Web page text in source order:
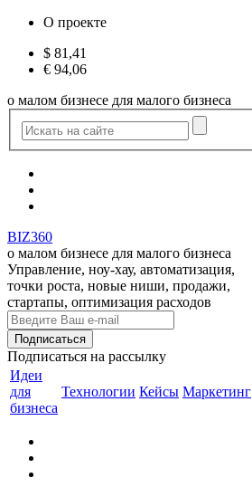
О проекте
$ 81,41
€ 94,06
о малом бизнесе для малого бизнеса
BIZ360
о малом бизнесе для малого бизнеса
Управление, ноу-хау, автоматизация,
точки роста, новые ниши, продажи,
стартапы, оптимизация расходов
Подписаться на рассылку
Идеи
для
бизнеса
Технологии Кейсы Маркетинг